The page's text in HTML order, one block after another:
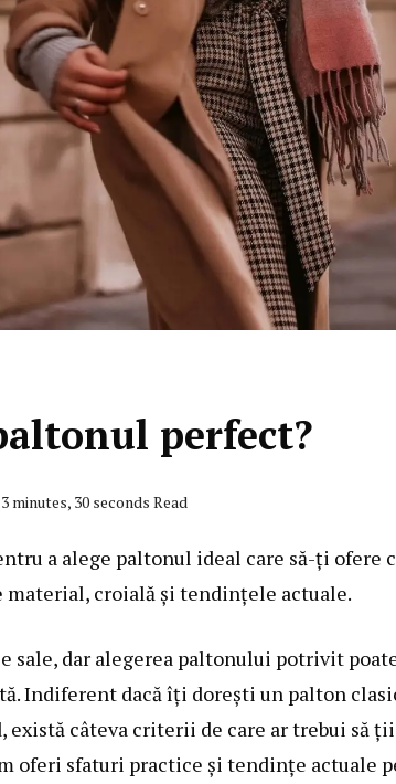
perfect?
3 minutes, 30 seconds Read
a alege paltonul ideal care să-ți ofere
material, croială și tendințele actuale.
sale, dar alegerea paltonului potrivit
Indiferent dacă îți dorești un palton
câteva criterii de care ar trebui să
oferi sfaturi practice și tendințe actuale